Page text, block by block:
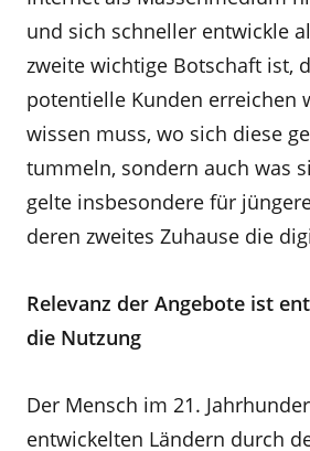
und sich schneller entwickle
zweite wichtige Botschaft ist,
potentielle Kunden erreichen
wissen muss, wo sich diese
tummeln, sondern auch was
gelte insbesondere für
deren zweites Zuhause die
Relevanz der Angebote ist
die Nutzung
Der Mensch im 21.
entwickelten Ländern durch